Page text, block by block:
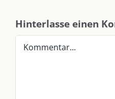
Hinterlasse einen
Kommentar
Am einfachsten bin ich per Mail
Whatsapp:0151-21182972